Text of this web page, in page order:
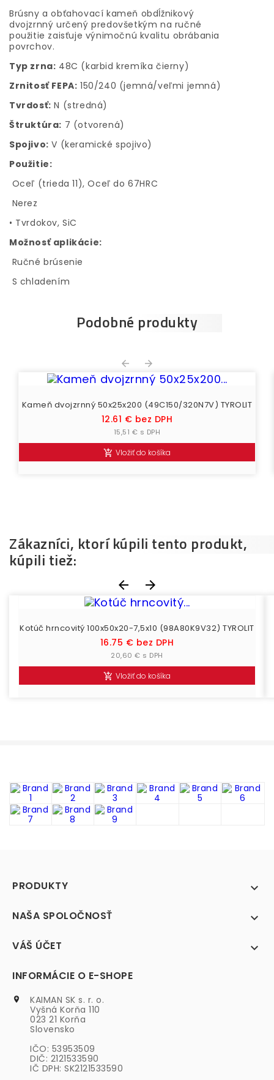
Brúsny a obťahovací kameň obdĺžnikový
dvojzrnný určený predovšetkým na ručné
použitie zaisťuje výnimočnú kvalitu obrábania
povrchov.
Typ zrna: 48C (karbid kremíka čierny)
Zrnitosť FEPA: 150/240 (jemná/veľmi jemná)
Tvrdosť: N (stredná)
Štruktúra: 7 (otvorená)
Spojivo: V (keramické spojivo)
Použitie:
Oceľ (trieda 11), Oceľ do 67HRC
Nerez
• Tvrdokov, SiC
Možnosť aplikácie:
Ručné brúsenie
S chladením
Podobné produkty
 
Kameň dvojzrnný 50x25x200 (49C150/320N7V) TYROLIT
Cena
12.61 € bez DPH
15,51 € s DPH
 Vložiť do košíka
Zákazníci, ktorí kúpili tento produkt,
kúpili tiež:
 
Kotúč hrncovitý 100x50x20-7,5x10 (98A80K9V32) TYROLIT
Cena
16.75 € bez DPH
20,60 € s DPH
 Vložiť do košíka
PRODUKTY 
NAŠA SPOLOČNOSŤ 
VÁŠ ÚČET 
INFORMÁCIE O E-SHOPE

KAIMAN SK s. r. o.
Vyšná Korňa 110
023 21 Korňa
Slovensko
IČO: 53953509
DIČ: 2121533590
IČ DPH: SK2121533590